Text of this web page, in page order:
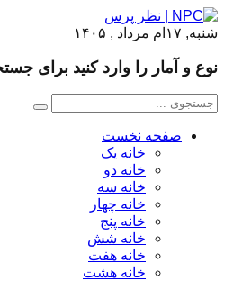
شنبه, ۱۷ام مرداد , ۱۴۰۵
نوع و آمار را وارد کنید برای
صفحه نخست
خانه یک
خانه دو
خانه سه
خانه چهار
خانه پنج
خانه شش
خانه هفت
خانه هشت